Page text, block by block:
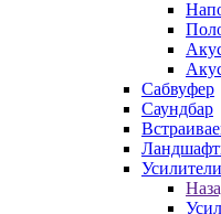
Сабвуфер
Саундбар